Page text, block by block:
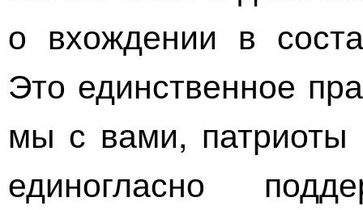
о вхождении в
Это единственное
мы с вами,
единогласно